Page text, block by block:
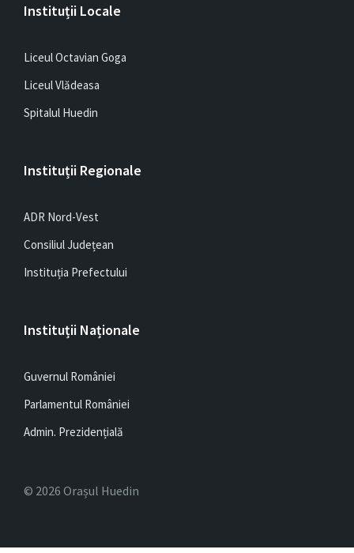
Instituții Locale
Liceul Octavian Goga
Liceul Vlădeasa
Spitalul Huedin
Instituții Regionale
ADR Nord-Vest
Consiliul Județean
Instituția Prefectului
Instituții Naționale
Guvernul României
Parlamentul României
Admin. Prezidențială
© 2026 Orașul Huedin